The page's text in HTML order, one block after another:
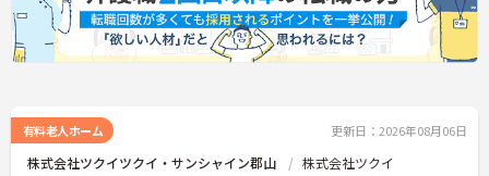
まつげエクステが自由であり個性を大切にしながら
自分らしく働けます
有料老人ホーム 更新日：2026年08月06日
株式会社ツクイツクイ・サンシャイン郡山 株式会社ツクイ